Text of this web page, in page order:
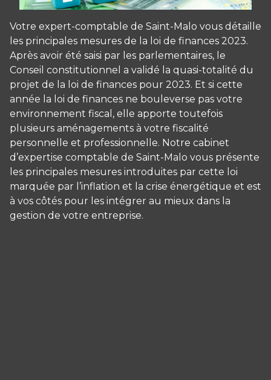
Votre expert-comptable de Saint-Malo vous détaille
les principales mesures de la loi de finances 2023.
Après avoir été saisi par les parlementaires, le
Conseil constitutionnel a validé la quasi-totalité du
projet de la loi de finances pour 2023. Et si cette
année la loi de finances ne bouleverse pas votre
environnement fiscal, elle apporte toutefois
plusieurs aménagements à votre fiscalité
personnelle et professionnelle. Notre cabinet
d’expertise comptable de Saint-Malo vous présente
les principales mesures introduites par cette loi
marquée par l’inflation et la crise énergétique et est
à vos côtés pour les intégrer au mieux dans la
gestion de votre entreprise.